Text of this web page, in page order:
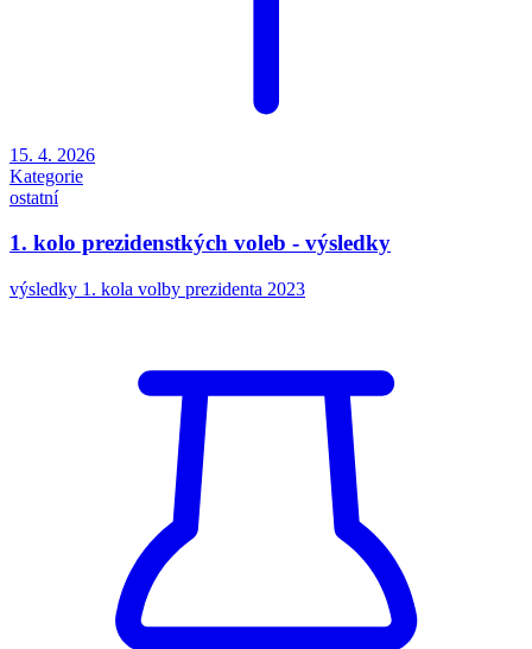
15. 4. 2026
Kategorie
ostatní
1. kolo prezidenstkých voleb - výsledky
výsledky 1. kola volby prezidenta 2023